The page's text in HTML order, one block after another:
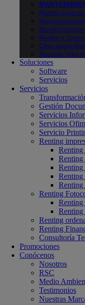
Redes y
Soporte
Soluciones
Software
Servicios
Servicios
Gestión
Servicios
Servicios
Servicio
Renting
Renting
Renting
Renting
Renting
Renting
Renting
Renting
Renting
Renting
Renting
Consultoría
Promociones
Conócenos
Nosotros
RSC
Medio
Testimonios
Nuestras